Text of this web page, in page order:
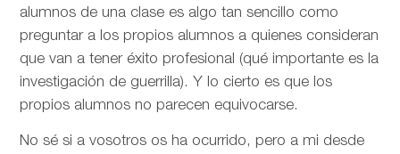
alumnos de una clase es algo tan sencillo como
preguntar a los propios alumnos a quienes consideran
que van a tener éxito profesional (qué importante es la
investigación de guerrilla). Y lo cierto es que los
propios alumnos no parecen equivocarse.
No sé si a vosotros os ha ocurrido, pero a mi desde